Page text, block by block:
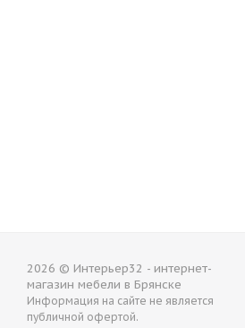
2026 © Интерьер32 - интернет-
магазин мебели в Брянске
Информация на сайте не является
публичной офертой.